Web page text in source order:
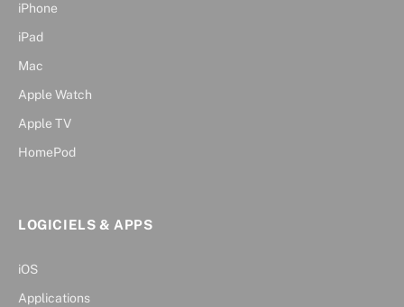
iPhone
iPad
Mac
Apple Watch
Apple TV
HomePod
LOGICIELS & APPS
iOS
Applications